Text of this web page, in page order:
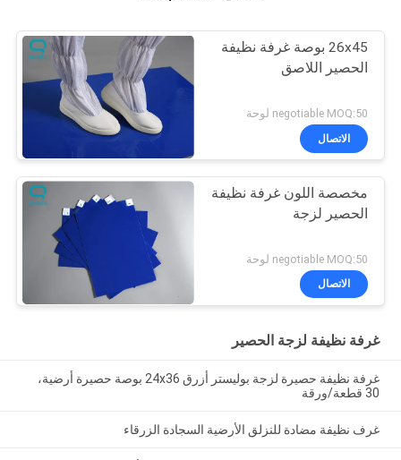
26x45 بوصة غرفة نظيفة
الحصير اللاصق
negotiable MOQ:50 لوحة
الاتصال
مخصصة اللون غرفة نظيفة
الحصير لزجة
negotiable MOQ:50 لوحة
الاتصال
غرفة نظيفة لزجة الحصير
غرفة نظيفة حصيرة لزجة بوليستر أزرق 24x36 بوصة حصيرة أرضية،
30 قطعة/ورقة
غرف نظيفة مضادة للنزلق الأرضية السجادة الزرقاء